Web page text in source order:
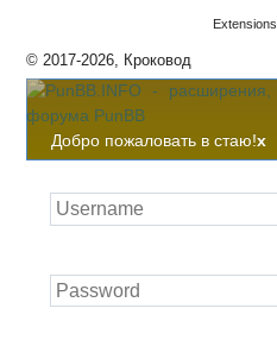
Extensions
© 2017-2026, Кроковод
Добро пожаловать в стаю!x